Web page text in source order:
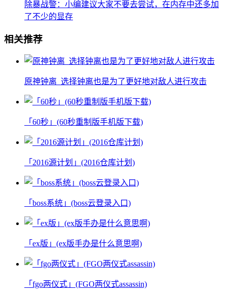
除暴战警：小编建议大家不要去尝试，在内存中还多加
了不少的显存
相关推荐
原神钟离_选择钟离也是为了更好地对敌人进行攻击
「60秒」(60秒重制版手机版下载)
「2016源计划」(2016仓库计划)
「boss系统」(boss云登录入口)
「ex版」(ex版手办是什么意思啊)
「fgo两仪式」(FGO两仪式assassin)